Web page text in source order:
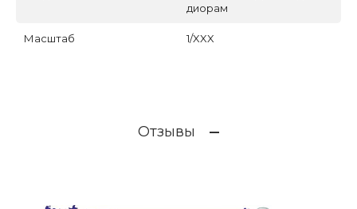
диорам
Масштаб 1/XXX
Отзывы